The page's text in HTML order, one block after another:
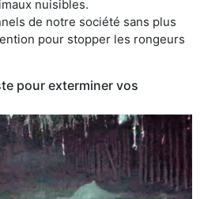
nuisibles.
de notre société sans plus
pour stopper les rongeurs
pour exterminer vos